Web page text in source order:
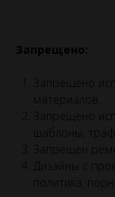
Запрещено:
Запрещено
материалов.
Запрещено
шаблоны,
Запрещен
Дизайны с
политика,